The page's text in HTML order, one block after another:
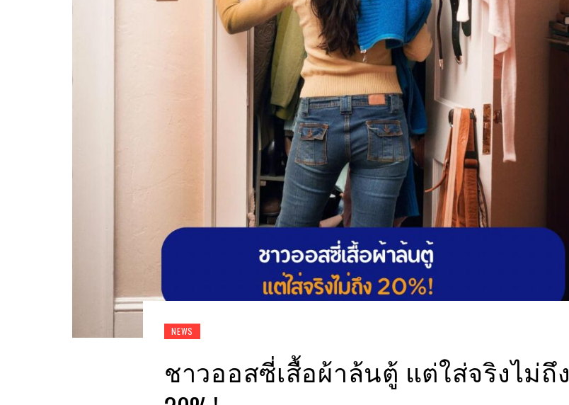
NEWS
ชาวออสซี่เสื้อผ้าล้นตู้ แต่ใส่จริงไม่ถึง